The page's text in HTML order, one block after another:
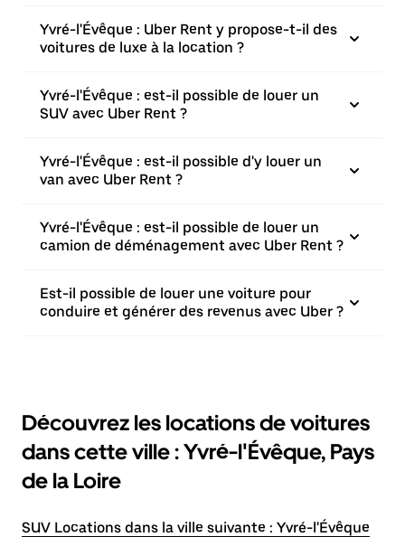
Yvré-l'Évêque : Uber Rent y propose-t-il des
voitures de luxe à la location ?
Yvré-l'Évêque : est-il possible de louer un
SUV avec Uber Rent ?
Yvré-l'Évêque : est-il possible d'y louer un
van avec Uber Rent ?
Yvré-l'Évêque : est-il possible de louer un
camion de déménagement avec Uber Rent ?
Est-il possible de louer une voiture pour
conduire et générer des revenus avec Uber ?
Découvrez les locations de voitures
dans cette ville : Yvré-l'Évêque, Pays
de la Loire
SUV Locations dans la ville suivante : Yvré-l'Évêque